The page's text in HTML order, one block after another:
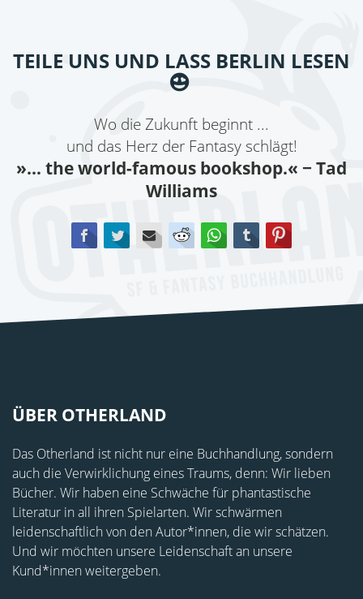
TEILE UNS UND LASS BERLIN LESEN
Wo die Zukunft beginnt ...
und das Herz der Fantasy schlägt!
»... the world-famous bookshop.« − Tad
Williams
FacebookTwitterE-mail Reddit WhatsApp
tumblr
ÜBER OTHERLAND
Das Otherland ist nicht nur eine Buchhandlung, sondern
auch die Verwirklichung eines Traums, denn: Wir lieben
Bücher. Wir haben eine Schwäche für phantastische
Literatur in all ihren Spielarten. Wir schwärmen
leidenschaftlich von den Autor*innen, die wir schätzen.
Und wir möchten unsere Leidenschaft an unsere
Kund*innen weitergeben.